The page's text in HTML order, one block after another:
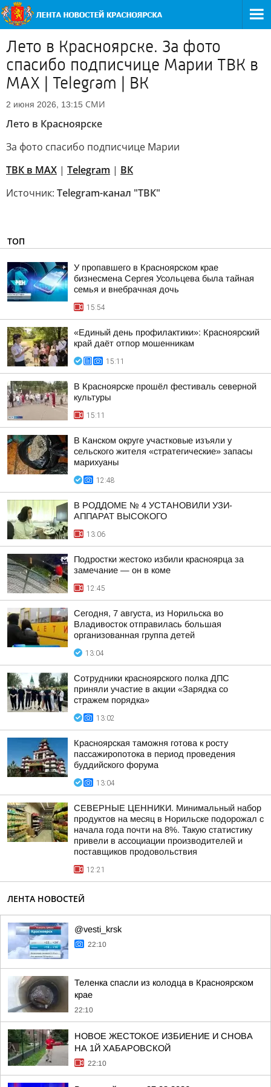
Лето в Красноярске. За фото
спасибо подписчице Марии ТВК в
MAX | Telegram | ВК
2 июня 2026, 13:15 СМИ
Лето в Красноярске
За фото спасибо подписчице Марии
ТВК в MAX | Telegram | ВК
Источник: Telegram-канал "ТВК"
ТОП
У пропавшего в Красноярском крае
бизнесмена Сергея Усольцева была тайная
семья и внебрачная дочь
15:54
«Единый день профилактики»: Красноярский
край даёт отпор мошенникам
15:11
В Красноярске прошёл фестиваль северной
культуры
15:11
В Канском округе участковые изъяли у
сельского жителя «стратегические» запасы
марихуаны
12:48
В РОДДОМЕ № 4 УСТАНОВИЛИ УЗИ-
АППАРАТ ВЫСОКОГО
13:06
Подростки жестоко избили красноярца за
замечание — он в коме
12:45
Сегодня, 7 августа, из Норильска во
Владивосток отправилась большая
организованная группа детей
13:04
Сотрудники красноярского полка ДПС
приняли участие в акции «Зарядка со
стражем порядка»
13:02
Красноярская таможня готова к росту
пассажиропотока в период проведения
буддийского форума
13:04
СЕВЕРНЫЕ ЦЕННИКИ. Минимальный набор
продуктов на месяц в Норильске подорожал с
начала года почти на 8%. Такую статистику
привели в ассоциации производителей и
поставщиков продовольствия
12:21
ЛЕНТА НОВОСТЕЙ
@vesti_krsk
22:10
Теленка спасли из колодца в Красноярском
крае
22:10
НОВОЕ ЖЕСТОКОЕ ИЗБИЕНИЕ И СНОВА
НА 1Й ХАБАРОВСКОЙ
22:10